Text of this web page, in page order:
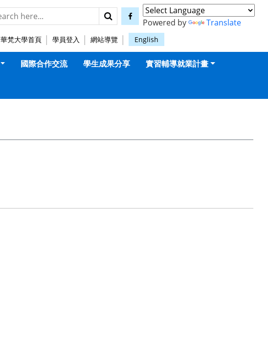
搜尋 facebook
Powered by Translate
華梵大學首頁 學員登入 網站導覽 English
國際合作交流 學生成果分享 實習輔導就業計畫